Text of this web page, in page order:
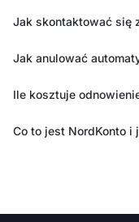
Jak skontaktować się
Jak anulować
Ile kosztuje
Co to jest NordKonto i